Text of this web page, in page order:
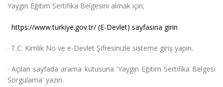
Yaygın Eğitim Sertifika Belgesini almak için;
https://www.turkiye.gov.tr/ (E-Devlet) sayfasına girin
· T.C. Kimlik No ve e-Devlet Şifresinizle sisteme giriş yapın.
· Açılan sayfada arama kutusuna 'Yaygın Eğitim Sertifika Belgesi
Sorgulama' yazın.